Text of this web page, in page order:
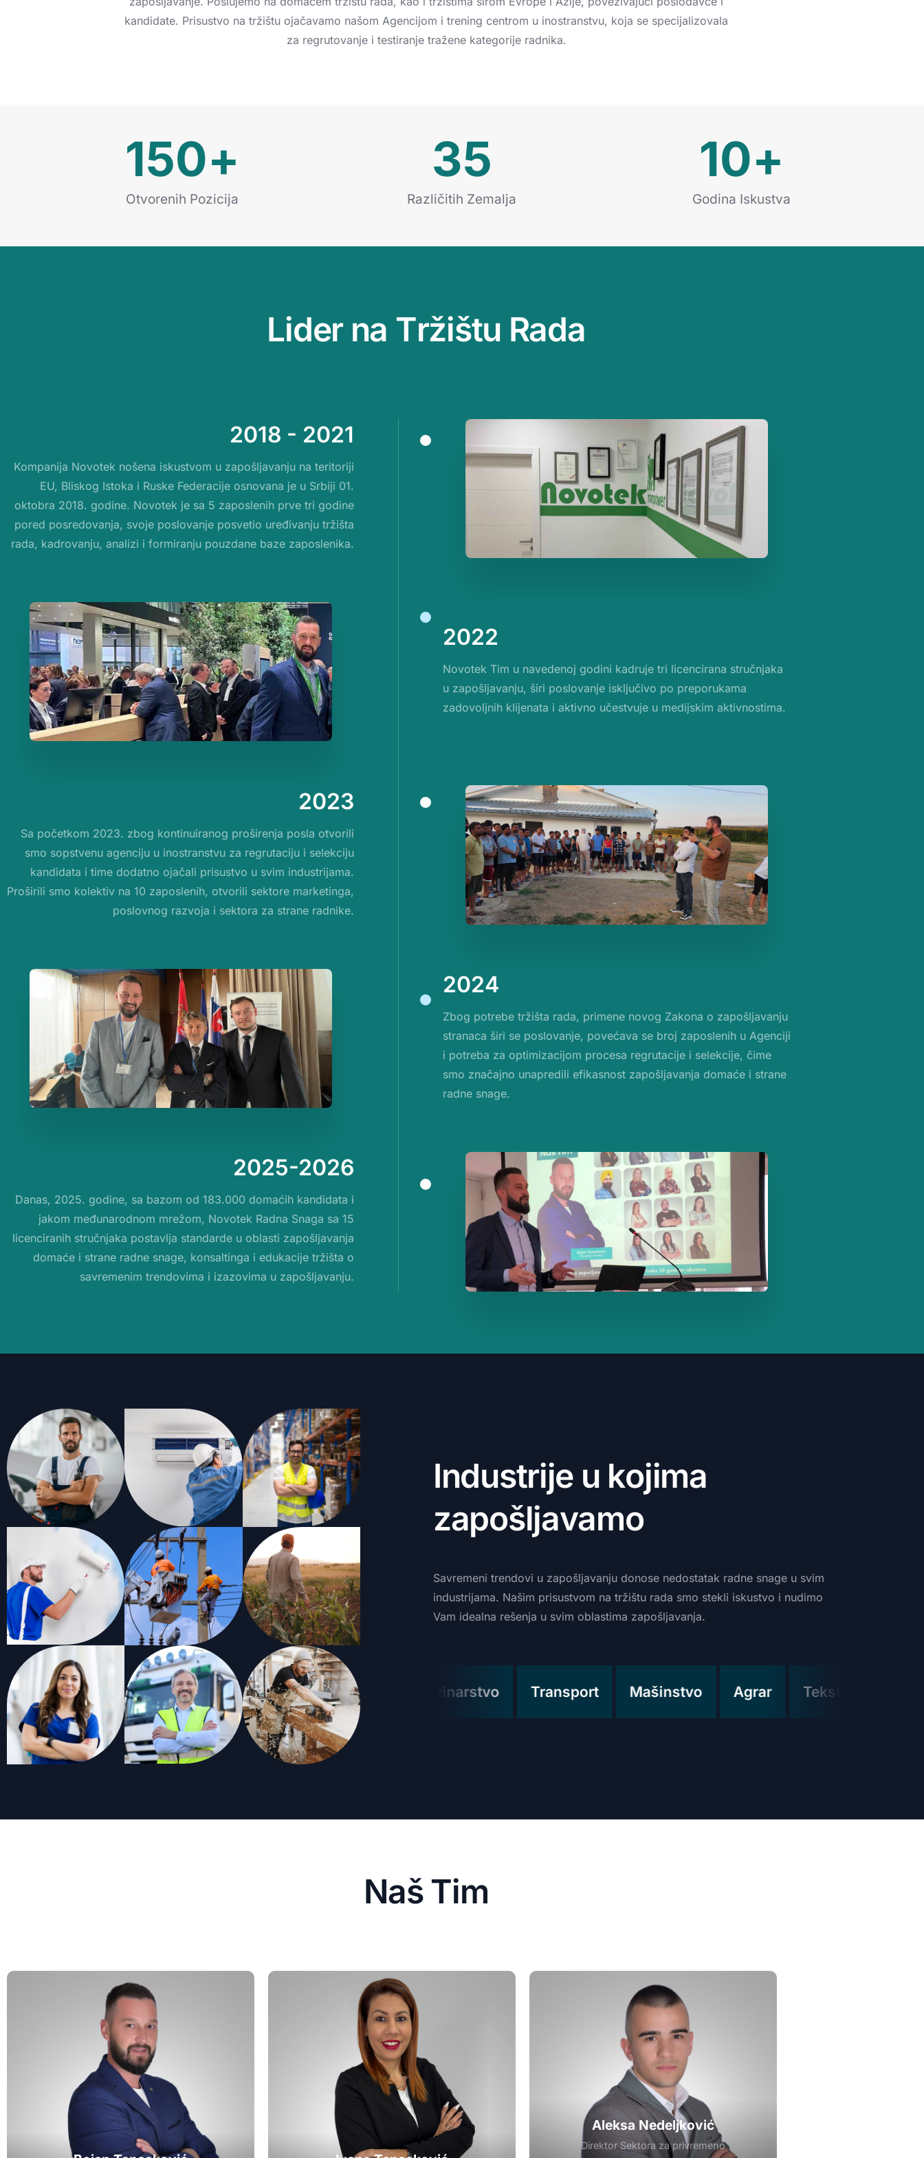
kandidate. Prisustvo na tržištu ojačavamo našom Agencijom i trening centrom u inostranstvu, koja se specijalizovala
za regrutovanje i testiranje tražene kategorije radnika.
Otvorenih Pozicija
150+
Različitih Zemalja
35
Godina Iskustva
10+
Lider na Tržištu Rada
2018 - 2021
Kompanija Novotek nošena iskustvom u zapošljavanju na teritoriji
EU, Bliskog Istoka i Ruske Federacije osnovana je u Srbiji 01.
oktobra 2018. godine. Novotek je sa 5 zaposlenih prve tri godine
pored posredovanja, svoje poslovanje posvetio uređivanju tržišta
rada, kadrovanju, analizi i formiranju pouzdane baze zaposlenika.
2022
Novotek Tim u navedenoj godini kadruje tri licencirana stručnjaka
u zapošljavanju, širi poslovanje isključivo po preporukama
zadovoljnih klijenata i aktivno učestvuje u medijskim aktivnostima.
2023
Sa početkom 2023. zbog kontinuiranog proširenja posla otvorili
smo sopstvenu agenciju u inostranstvu za regrutaciju i selekciju
kandidata i time dodatno ojačali prisustvo u svim industrijama.
Proširili smo kolektiv na 10 zaposlenih, otvorili sektore marketinga,
poslovnog razvoja i sektora za strane radnike.
2024
Zbog potrebe tržišta rada, primene novog Zakona o zapošljavanju
stranaca širi se poslovanje, povećava se broj zaposlenih u Agenciji
i potreba za optimizacijom procesa regrutacije i selekcije, čime
smo značajno unapredili efikasnost zapošljavanja domaće i strane
radne snage.
2025-2026
Danas, 2025. godine, sa bazom od 183.000 domaćih kandidata i
jakom međunarodnom mrežom, Novotek Radna Snaga sa 15
licenciranih stručnjaka postavlja standarde u oblasti zapošljavanja
domaće i strane radne snage, konsaltinga i edukacije tržišta o
savremenim trendovima i izazovima u zapošljavanju.
Industrije u kojima
zapošljavamo
Savremeni trendovi u zapošljavanju donose nedostatak radne snage u svim
industrijama. Našim prisustvom na tržištu rada smo stekli iskustvo i nudimo
Vam idealna rešenja u svim oblastima zapošljavanja.
Građevinarstvo Transport Mašinstvo Agrar Tekstil
Naš Tim
Aleksa Nedeljković
Direktor Sektora za privremeno